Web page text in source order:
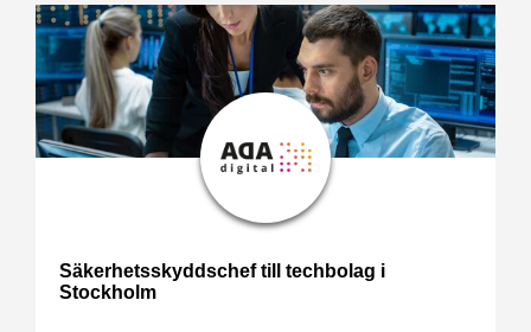
Säkerhetsskyddschef till techbolag i
Stockholm